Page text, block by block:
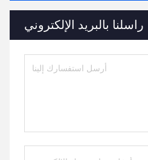
راسلنا بالبريد الإلكتروني